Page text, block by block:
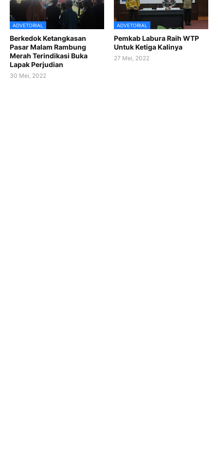
ADVETORIAL
Berkedok Ketangkasan
Pasar Malam Rambung
Merah Terindikasi Buka
Lapak Perjudian
30 Mei, 2022
ADVETORIAL
Pemkab Labura Raih WTP
Untuk Ketiga Kalinya
27 Mei, 2022